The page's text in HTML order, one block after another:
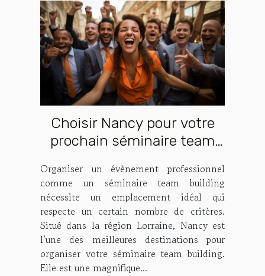
Choisir Nancy pour votre
prochain séminaire team
raisons ?
Organiser un évènement professionnel
comme un séminaire team building
nécessite un emplacement idéal qui
respecte un certain nombre de critères.
Situé dans la région Lorraine, Nancy est
l’une des meilleures destinations pour
organiser votre séminaire team building.
Elle est une magnifique...